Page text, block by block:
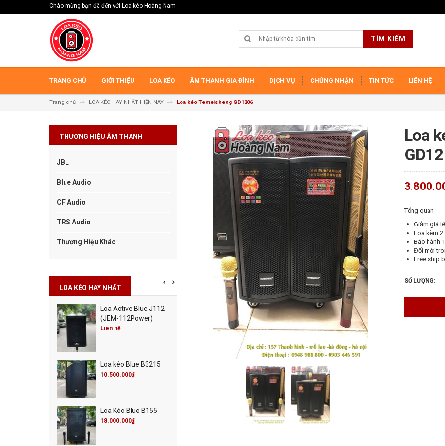
Chào mừng bạn đã đến với Loa kéo Hoàng Nam
TÌM KIẾM
TRANG CHỦ GIỚI THIỆU LOA KÉO ÂM THANH GIA ĐÌNH DỊCH VỤ CHỨNG NHẬN TIN TỨC LIÊN HỆ
Trang chủ LOA KÉO HAY NHẤT HIỆN NAY Loa kéo Temeisheng GD1206
Loa
Tổng quan
Giảm giá
Loa kèm
Bảo hành
Đổi mới
Free ship
SỐ LƯỢNG:
THƯƠNG HIỆU ÂM THANH
JBL
Blue Audio
CF Audio
TRS Audio
Thương Hiệu Khác
LOA KÉO HAY NHẤT
Loa Active Blue J112
(JEM-112Power)
Liên hệ
Loa kéo Blue B3215
10.500.000₫
Loa Kéo Blue B155
18.000.000₫